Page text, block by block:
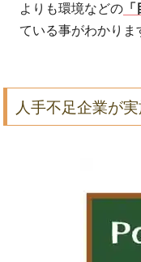
よりも環境などの
ている事がわかりま
人手不足企業が